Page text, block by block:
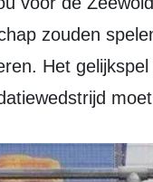
zouden
Het